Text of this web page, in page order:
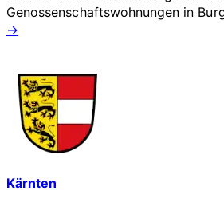
Genossenschaftswohnungen in
→
Kärnten